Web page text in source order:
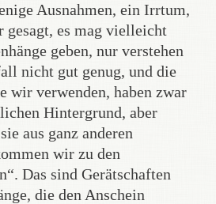
Ausnahmen, ein Irrtum,
gesagt, es mag vielleicht
geben, nur verstehen
nicht gut genug, und die
wir verwenden, haben zwar
Hintergrund, aber
aus ganz anderen
wir zu den
Das sind Gerätschaften
die den Anschein